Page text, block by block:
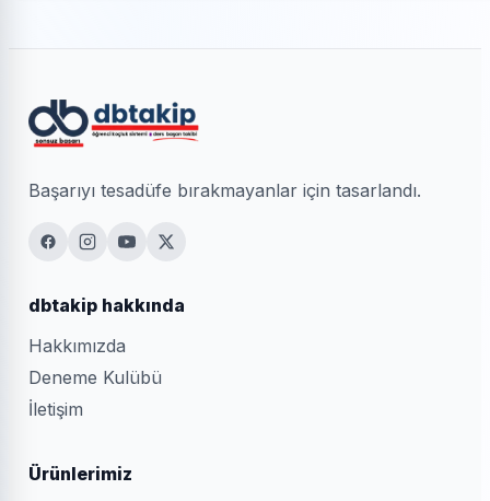
Başarıyı tesadüfe bırakmayanlar için tasarlandı.
dbtakip hakkında
Hakkımızda
Deneme Kulübü
İletişim
Ürünlerimiz